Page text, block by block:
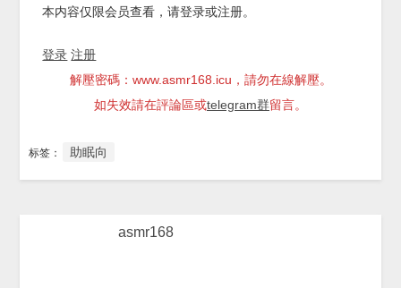
本内容仅限会员查看，请登录或注册。
登录 注册
解壓密碼：www.asmr168.icu，請勿在線解壓。
如失效請在評論區或telegram群留言。
标签： 助眠向
asmr168